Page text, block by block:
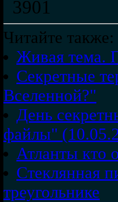
3901
Читайте также:
Живая тема.
Секретные
Вселенной?"
День
файлы"
Атланты кто
Стеклянная
треугольнике